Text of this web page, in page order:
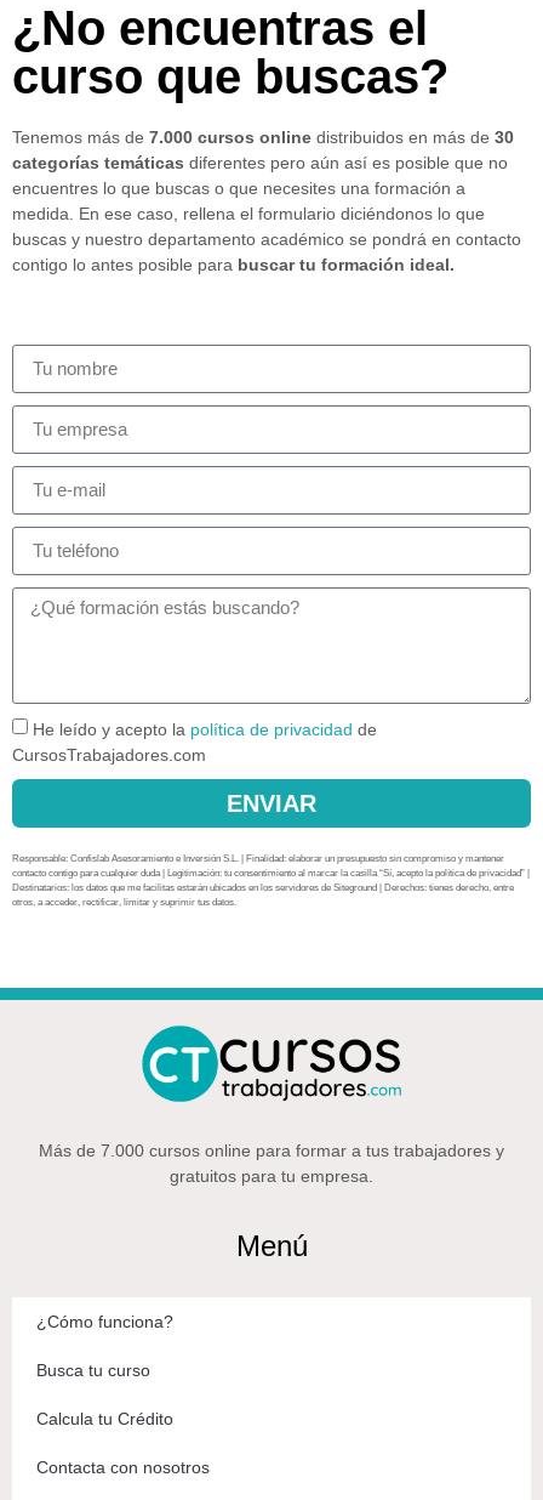
¿No encuentras el
curso que buscas?
Tenemos más de 7.000 cursos online distribuidos en más de 30
categorías temáticas diferentes pero aún así es posible que no
encuentres lo que buscas o que necesites una formación a
medida. En ese caso, rellena el formulario diciéndonos lo que
buscas y nuestro departamento académico se pondrá en contacto
contigo lo antes posible para buscar tu formación ideal.
He leído y acepto la política de privacidad de
CursosTrabajadores.com
ENVIAR
Responsable: Confislab Asesoramiento e Inversión S.L. | Finalidad: elaborar un presupuesto sin compromiso y mantener
contacto contigo para cualquier duda | Legitimación: tu consentimiento al marcar la casilla “Sí, acepto la política de privacidad” |
Destinatarios: los datos que me facilitas estarán ubicados en los servidores de Siteground | Derechos: tienes derecho, entre
otros, a acceder, rectificar, limitar y suprimir tus datos.
Más de 7.000 cursos online para formar a tus trabajadores y
gratuitos para tu empresa.
Menú
¿Cómo funciona?
Busca tu curso
Calcula tu Crédito
Contacta con nosotros